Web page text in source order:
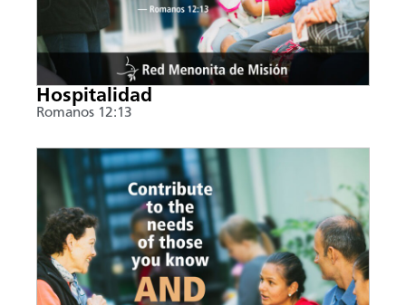
Hospitalidad
Romanos 12:13